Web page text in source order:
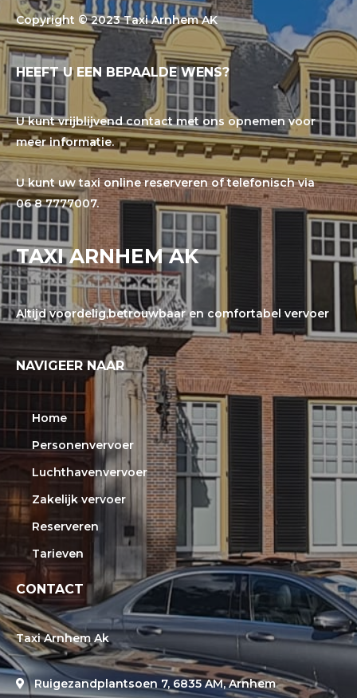
Copyright © 2023 Taxi Arnhem AK
HEEFT U EEN BEPAALDE WENS?
U kunt vrijblijvend contact met ons opnemen voor
meer informatie.
U kunt uw taxi online reserveren of telefonisch via
06 8 7777007.
TAXI ARNHEM AK
Altijd voordelig,betrouwbaar en comfortabel vervoer
NAVIGEER NAAR
Home
Personenvervoer
Luchthavenvervoer
Zakelijk vervoer
Reserveren
Tarieven
CONTACT
Taxi Arnhem Ak
Ruigezandplantsoen 7, 6835 AM, Arnhem